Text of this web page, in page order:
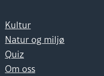
Kultur
Natur og miljø
Quiz
Om oss